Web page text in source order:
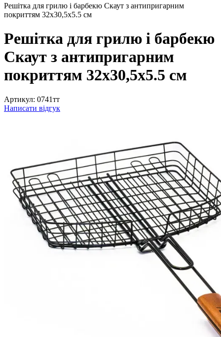
Решітка для грилю і барбекю Скаут з антипригарним
покриттям 32x30,5x5.5 см
Решітка для грилю і барбекю
Скаут з антипригарним
покриттям 32x30,5x5.5 см
Артикул: 0741тт
Написати відгук